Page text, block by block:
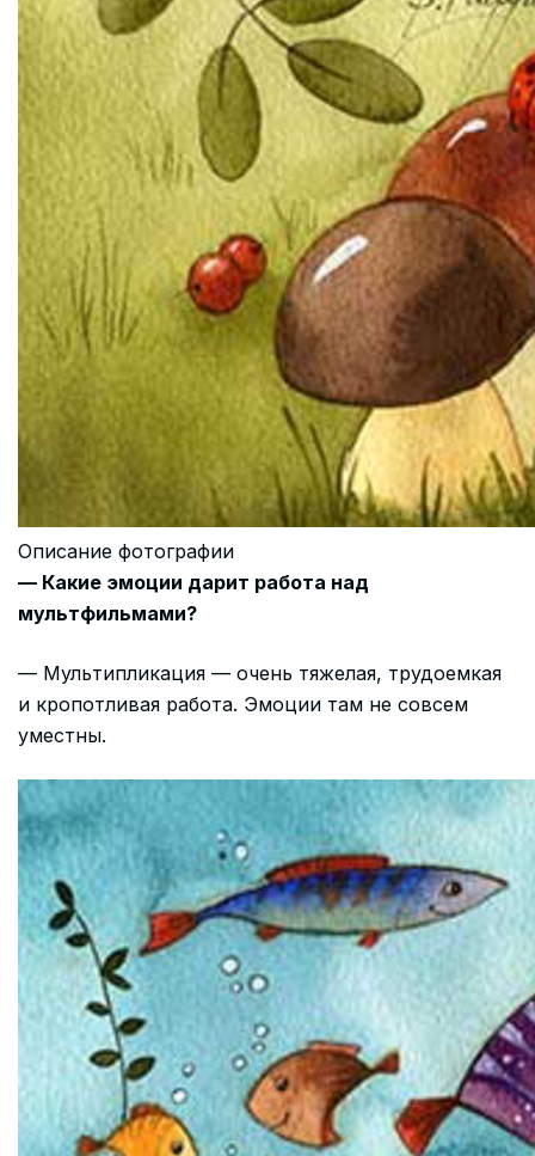
Описание фотографии
— Какие эмоции дарит работа над
мультфильмами?
— Мультипликация — очень тяжелая, трудоемкая
и кропотливая работа. Эмоции там не совсем
уместны.